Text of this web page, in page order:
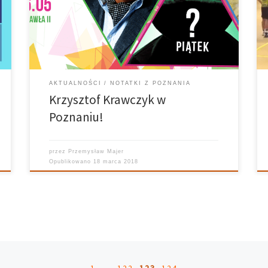
największego studenckiego festiwalu w Wielkopolsce,
a mianowicie będzie to Bass Astral x Igo
Wkrótce
poznamy kolejnych artystów, koniecznie śledźcie
fanpage’a Juwenaliowego […]
AKTUALNOŚCI NOTATKI Z POZNANIA
Krzysztof Krawczyk w
Poznaniu!
przez Przemysław Majer
Opublikowano 18 marca 2018